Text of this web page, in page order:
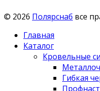
© 2026 Полярснаб все
Главная
Каталог
Кровельные
Гибкая